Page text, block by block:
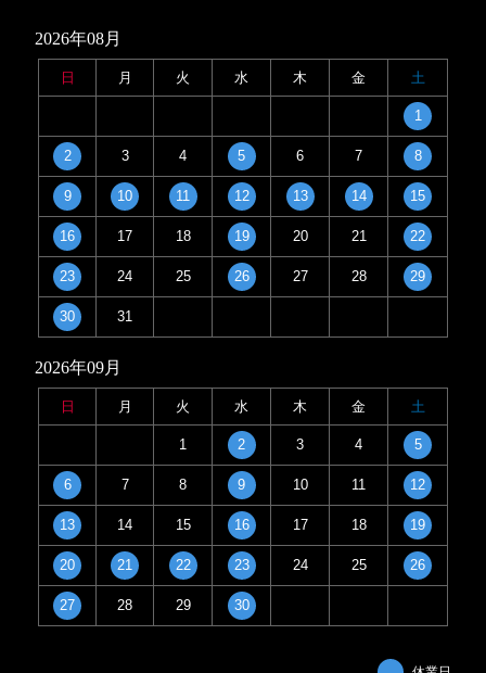
2026年08月
日 月 火 水 木 金 土
1
2 3 4 5 6 7 8
9 10 11 12 13 14 15
16 17 18 19 20 21 22
23 24 25 26 27 28 29
30 31
2026年09月
日 月 火 水 木 金 土
1 2 3 4 5
6 7 8 9 10 11 12
13 14 15 16 17 18 19
20 21 22 23 24 25 26
27 28 29 30